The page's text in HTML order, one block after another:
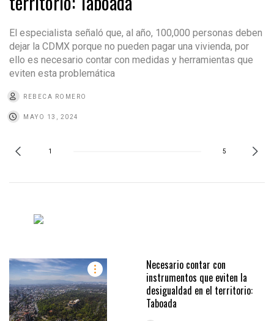
El especialista señaló que, al año, 100,000 personas deben
dejar la CDMX porque no pueden pagar una vivienda, por
ello es necesario contar con medidas y herramientas que
eviten esta problemática
REBECA ROMERO
MAYO 13, 2024
1 5
Necesario contar con
instrumentos que eviten la
desigualdad en el territorio:
Taboada